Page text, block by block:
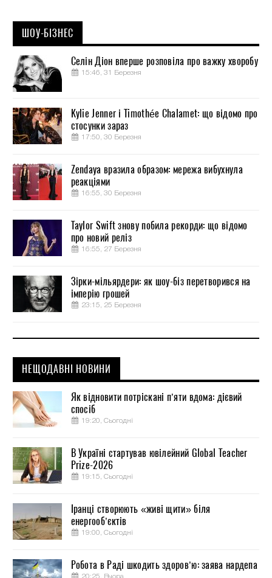
ШОУ-БІЗНЕС
Селін Діон вперше розповіла про важку хворобу
15:46, 31 Березня
Kylie Jenner і Timothée Chalamet: що відомо про
стосунки зараз
17:50, 30 Березня
Zendaya вразила образом: мережа вибухнула
реакціями
16:55, 30 Березня
Taylor Swift знову побила рекорди: що відомо
про новий реліз
16:55, 27 Березня
Зірки-мільярдери: як шоу-біз перетворився на
імперію грошей
23:15, 25 Березня
НЕЩОДАВНІ НОВИНИ
Як відновити потріскані п’яти вдома: дієвий
спосіб
19:20, Сьогодні
В Україні стартував ювілейний Global Teacher
Prize-2026
19:15, Сьогодні
Іранці створюють «живі щити» біля
енергооб’єктів
19:00, Сьогодні
Робота в Раді шкодить здоров’ю: заява нардепа
20:25, Вчора